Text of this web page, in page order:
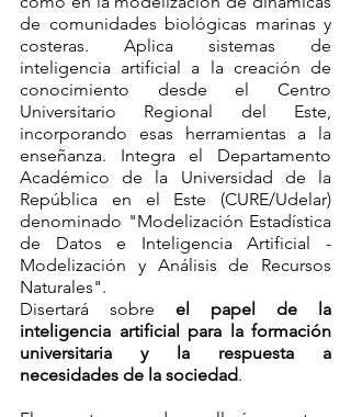
de comunidades biológicas marinas y
costeras. Aplica sistemas de
inteligencia artificial a la creación de
conocimiento desde el Centro
Universitario Regional del Este,
incorporando esas herramientas a la
enseñanza. Integra el Departamento
Académico de la Universidad de la
República en el Este (CURE/Udelar)
denominado "Modelización Estadística
de Datos e Inteligencia Artificial -
Modelización y Análisis de Recursos
Naturales".
Disertará sobre el papel de la
inteligencia artificial para la formación
universitaria y la respuesta a
necesidades de la sociedad.